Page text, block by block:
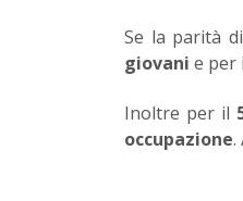
Se la parità
giovani e per
Inoltre per il
occupazione.